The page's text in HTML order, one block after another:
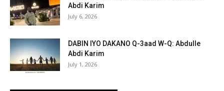
Abdi Karim
July 6, 2026
DABIN IYO DAKANO Q-3aad W-Q: Abdulle
Abdi Karim
July 1, 2026